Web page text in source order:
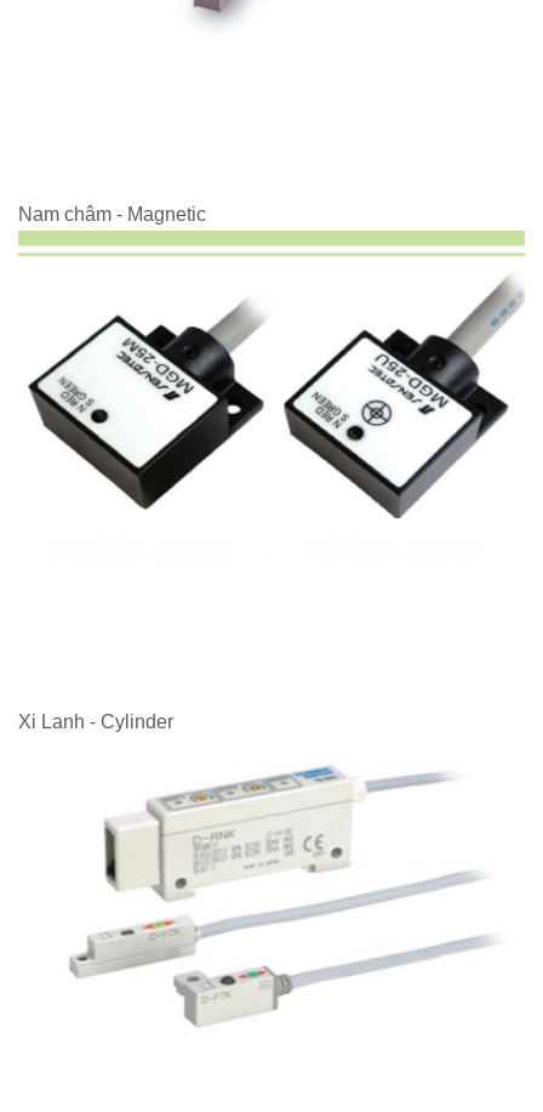
Nam châm - Magnetic
Xi Lanh - Cylinder